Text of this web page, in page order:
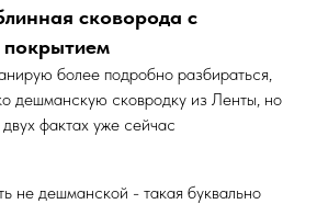
сковорода с
более подробно разбираться,
дешманскую сковродку из Ленты, но
фактах уже сейчас
не дешманской - такая буквально